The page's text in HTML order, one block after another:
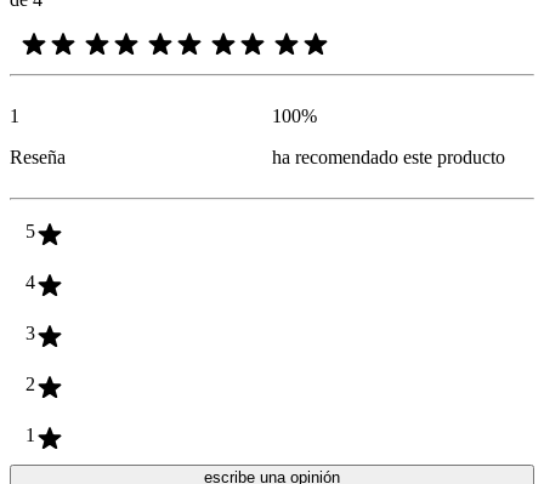
1
Reseña
100%
ha recomendado este producto
5
4
3
2
1
escribe una opinión